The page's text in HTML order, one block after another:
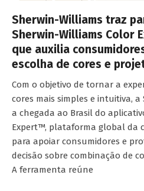
Sherwin-Williams traz
Sherwin-Williams Color
que auxilia
escolha de cores e
Com o objetivo de tornar a
cores mais simples e intuitiva,
a chegada ao Brasil do
Expert™, plataforma global da
para apoiar consumidores e
decisão sobre combinação de
A ferramenta reúne